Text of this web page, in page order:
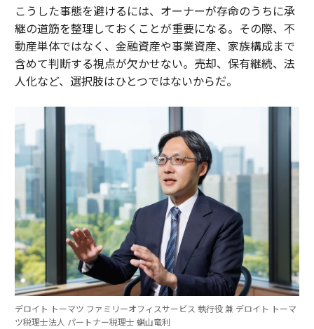
こうした事態を避けるには、オーナーが存命のうちに承
継の道筋を整理しておくことが重要になる。その際、不
動産単体ではなく、金融資産や事業資産、家族構成まで
含めて判断する視点が欠かせない。売却、保有継続、法
人化など、選択肢はひとつではないからだ。
デロイト トーマツ ファミリーオフィスサービス 執行役 兼 デロイト トーマ
ツ税理士法人 パートナー税理士 蝋山竜利